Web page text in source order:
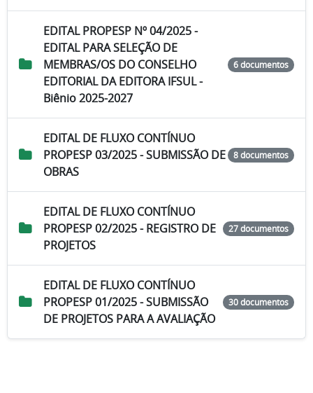
EDITAL PROPESP Nº 04/2025 -
EDITAL PARA SELEÇÃO DE
MEMBRAS/OS DO CONSELHO
EDITORIAL DA EDITORA IFSUL -
Biênio 2025-2027
6 documentos
EDITAL DE FLUXO CONTÍNUO
PROPESP 03/2025 - SUBMISSÃO DE
OBRAS
8 documentos
EDITAL DE FLUXO CONTÍNUO
PROPESP 02/2025 - REGISTRO DE
PROJETOS
27 documentos
EDITAL DE FLUXO CONTÍNUO
PROPESP 01/2025 - SUBMISSÃO
DE PROJETOS PARA A AVALIAÇÃO
30 documentos